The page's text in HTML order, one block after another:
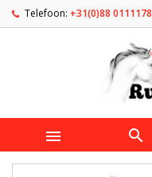
Telefoon: +31(0)88 0111178
 